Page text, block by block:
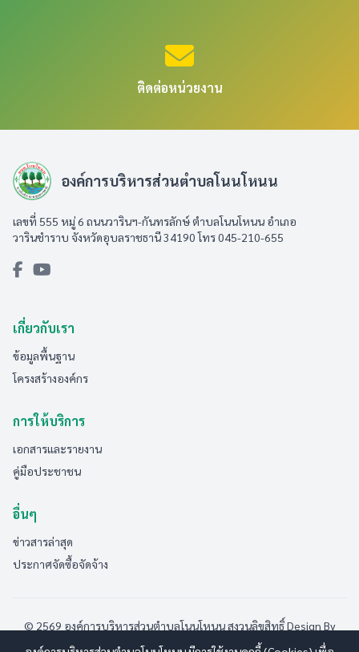
ติดต่อหน่วยงาน
องค์การบริหารส่วนตำบลโนนโหนน
เลขที่ 555 หมู่ 6 ถนนวารินฯ-กันทรลักษ์ ตำบลโนนโหนน อำเภอ
วารินชำราบ จังหวัดอุบลราชธานี 34190 โทร 045-210-655
เกี่ยวกับเรา
ข้อมูลพื้นฐาน
โครงสร้างองค์กร
การให้บริการ
เอกสารและรายงาน
คู่มือประชาชน
อื่นๆ
ข่าวสารล่าสุด
ประกาศจัดซื้อจัดจ้าง
© 2569 องค์การบริหารส่วนตำบลโนนโหนน สงวนลิขสิทธิ์Design By